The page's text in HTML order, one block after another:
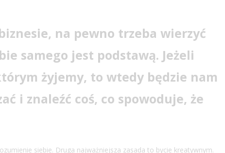
na pewno trzeba wierzyć
samego jest podstawą. Jeżeli
żyjemy, to wtedy będzie nam
i znaleźć coś, co spowoduje, że
siebie. Druga najważniejsza zasada to bycie kreatywnym.